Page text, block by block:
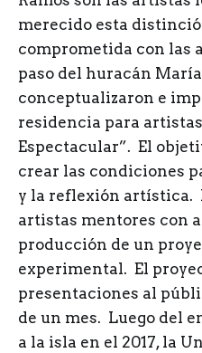
merecido esta
comprometida con las
paso del huracán
conceptualizaron e
residencia para
Espectacular”. El
crear las condiciones
y la reflexión artística.
artistas mentores con
producción de un
experimental. El
presentaciones al
de un mes. Luego del
a la isla en el 2017, la